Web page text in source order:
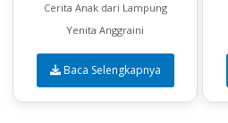
Cerita Anak dari Lampung
Yenita Anggraini
Baca Selengkapnya